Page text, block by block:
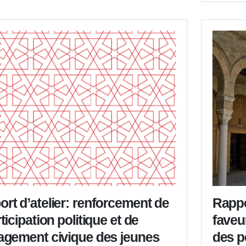
d’atelier: renforcement de
politique et de
civique des jeunes
des